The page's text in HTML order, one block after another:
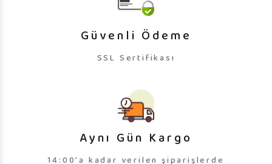
Güvenli Ödeme
SSL Sertifikası
Aynı Gün Kargo
14:00'a kadar verilen şiparişlerde